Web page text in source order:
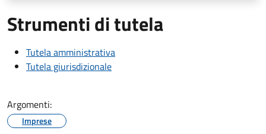
Strumenti di tutela
Tutela amministrativa
Tutela giurisdizionale
Argomenti:
Imprese